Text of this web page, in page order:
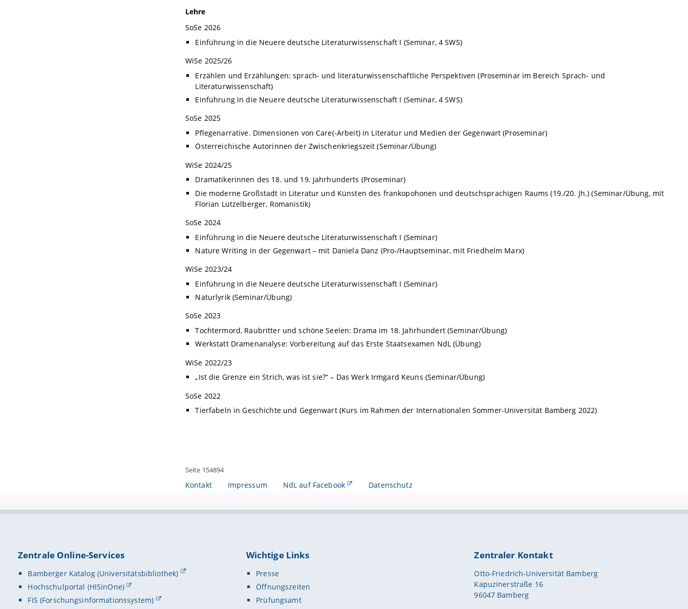
Lehre
SoSe 2026
Einführung in die Neuere deutsche Literaturwissenschaft I (Seminar, 4 SWS)
WiSe 2025/26
Erzählen und Erzählungen: sprach- und literaturwissenschaftliche Perspektiven (Proseminar im Bereich Sprach- und
Literaturwissenschaft)
Einführung in die Neuere deutsche Literaturwissenschaft I (Seminar, 4 SWS)
SoSe 2025
Pflegenarrative. Dimensionen von Care(-Arbeit) in Literatur und Medien der Gegenwart (Proseminar)
Österreichische Autorinnen der Zwischenkriegszeit (Seminar/Übung)
WiSe 2024/25
Dramatikerinnen des 18. und 19. Jahrhunderts (Proseminar)
Die moderne Großstadt in Literatur und Künsten des frankopohonen und deutschsprachigen Raums (19./20. Jh.) (Seminar/Übung, mit
Florian Lützelberger, Romanistik)
SoSe 2024
Einführung in die Neuere deutsche Literaturwissenschaft I (Seminar)
Nature Writing in der Gegenwart – mit Daniela Danz (Pro-/Hauptseminar, mit Friedhelm Marx)
WiSe 2023/24
Einführung in die Neuere deutsche Literaturwissenschaft I (Seminar)
Naturlyrik (Seminar/Übung)
SoSe 2023
Tochtermord, Raubritter und schöne Seelen: Drama im 18. Jahrhundert (Seminar/Übung)
Werkstatt Dramenanalyse: Vorbereitung auf das Erste Staatsexamen NdL (Übung)
WiSe 2022/23
„Ist die Grenze ein Strich, was ist sie?“ – Das Werk Irmgard Keuns (Seminar/Übung)
SoSe 2022
Tierfabeln in Geschichte und Gegenwart (Kurs im Rahmen der Internationalen Sommer-Universität Bamberg 2022)
Seite 154894
Kontakt Impressum NdL auf Facebook Datenschutz
Zentrale Online-Services
Bamberger Katalog (Universitätsbibliothek)
Hochschulportal (HISinOne)
FIS (Forschungsinformationssystem)
Wichtige Links
Presse
Öffnungszeiten
Prüfungsamt
Zentraler Kontakt
Otto-Friedrich-Universität Bamberg
Kapuzinerstraße 16
96047 Bamberg